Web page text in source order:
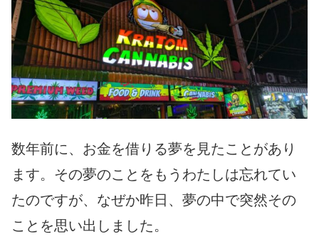
数年前に、お金を借りる夢を見たことがあり
ます。その夢のことをもうわたしは忘れてい
たのですが、なぜか昨日、夢の中で突然その
ことを思い出しました。